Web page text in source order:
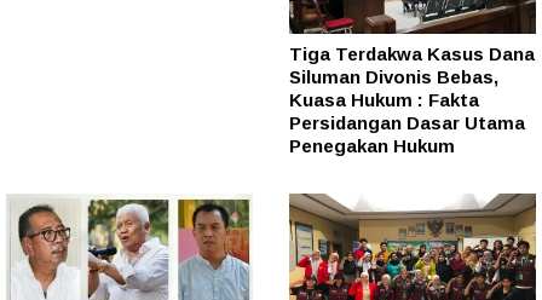
Tiga Terdakwa Kasus Dana
Siluman Divonis Bebas,
Kuasa Hukum : Fakta
Persidangan Dasar Utama
Penegakan Hukum